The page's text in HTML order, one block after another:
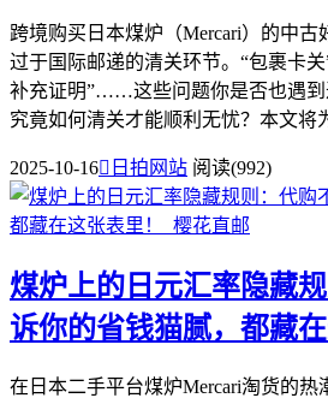
跨境购买日本煤炉（Mercari）的中
过于国际邮递的清关环节。“包裹卡
补充证明”……这些问题你是否也遇到
究竟如何清关才能顺利无忧？本文将
2025-10-16 日拍网站 阅读(992)
煤炉上的日元汇率隐藏
诉你的省钱猫腻，都藏在
在日本二手平台煤炉Mercari淘货的热